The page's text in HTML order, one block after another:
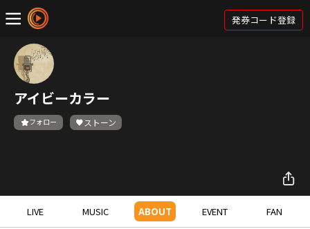
発券コード登録
アイビーカラー
フォロー ストーン
LIVE MUSIC ABOUT EVENT FAN